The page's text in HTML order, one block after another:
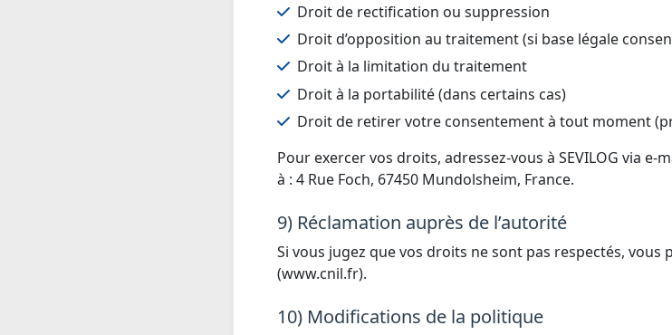
Droit de rectification ou suppression
Droit d’opposition au traitement (si base légale
Droit à la limitation du traitement
Droit à la portabilité (dans certains cas)
Droit de retirer votre consentement à tout moment
Pour exercer vos droits, adressez-vous à SEVILOG via e-
à : 4 Rue Foch, 67450 Mundolsheim, France.
9) Réclamation auprès de l’autorité
Si vous jugez que vos droits ne sont pas respectés, vous
(www.cnil.fr).
10) Modifications de la politique